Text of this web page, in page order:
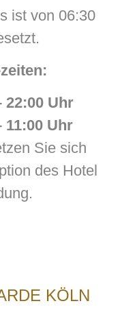
ist von 06:30
22:00 Uhr
11:00 Uhr
Sie sich
des Hotel
KÖLN